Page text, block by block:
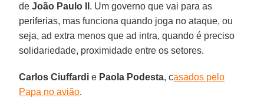
deJoão Paulo II . Um governo que vai para as
periferias, mas funciona quando joga no ataque, ou
seja, ad extra menos que ad intra, quando é preciso
solidariedade, proximidade entre os setores.
Carlos Ciuffardi e Paola Podesta, casados pelo
Papa no avião.